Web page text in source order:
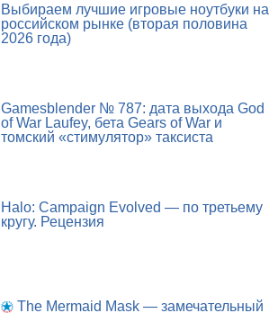
Выбираем лучшие игровые ноутбуки на
российском рынке (вторая половина
2026 года)
Gamesblender № 787: дата выхода God
of War Laufey, бета Gears of War и
томский «стимулятор» таксиста
Halo: Campaign Evolved — по третьему
кругу. Рецензия
The Mermaid Mask — замечательный